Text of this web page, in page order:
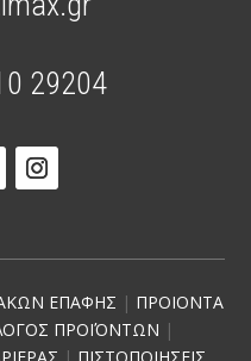
29204
ΕΠΑΦΗΣ | ΠΡΟΙΟΝΤΑ
ΠΡΟΪΌΝΤΩΝ |